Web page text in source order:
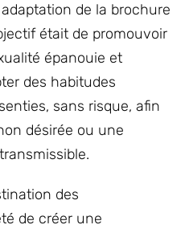
de la brochure
était de promouvoir
épanouie et
des habitudes
sans risque, afin
désirée ou une
des
de créer une